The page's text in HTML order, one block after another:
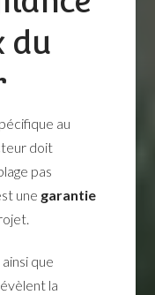
du
au
doit
pas
une garantie
que
la